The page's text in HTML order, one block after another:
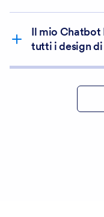
Il mio Chatbot
tutti i design di